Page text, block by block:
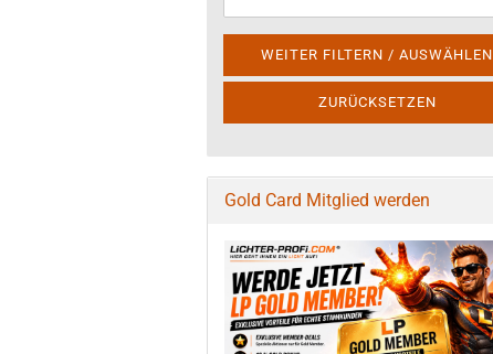
WEITER FILTERN / AUSWÄHLEN
ZURÜCKSETZEN
Gold Card Mitglied werden